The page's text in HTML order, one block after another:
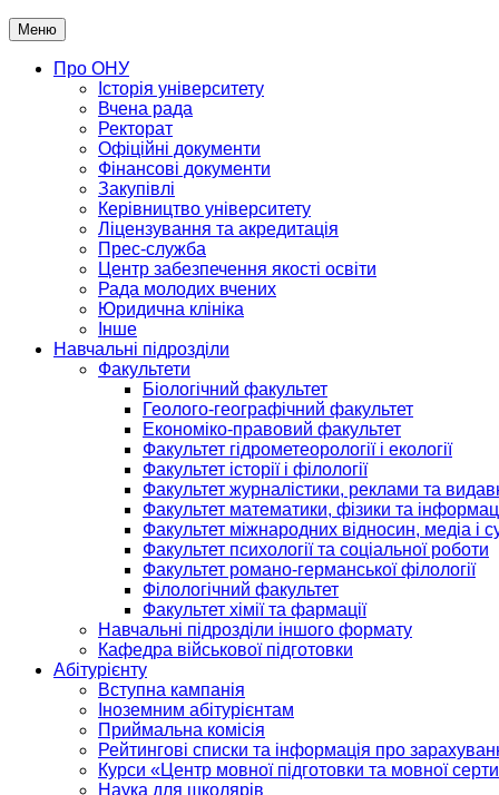
Меню
Про ОНУ
Історія університету
Вчена рада
Ректорат
Офіційні документи
Фінансові документи
Закупівлі
Керівництво університету
Ліцензування та акредитація
Прес-служба
Центр забезпечення якості освіти
Рада молодих вчених
Юридична клініка
Інше
Навчальні підрозділи
Факультети
Біологічний факультет
Геолого-географічний факультет
Економіко-правовий факультет
Факультет гідрометеорології і екології
Факультет історії і філології
Факультет журналістики, реклами та
Факультет математики, фізики та
Факультет міжнародних відносин, медіа і
Факультет психології та соціальної роботи
Факультет романо-германської філології
Філологічний факультет
Факультет хімії та фармації
Навчальні підрозділи іншого формату
Кафедра військової підготовки
Абітурієнту
Вступна кампанія
Іноземним абітурієнтам
Приймальна комісія
Рейтингові списки та інформація про
Курси «Центр мовної підготовки та мовної
Наука для школярів